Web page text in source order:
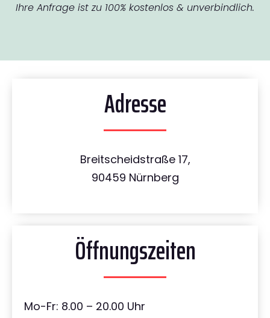
Ihre Anfrage ist zu 100% kostenlos & unverbindlich.
Adresse
Breitscheidstraße 17,
90459 Nürnberg
Öffnungszeiten
Mo-Fr: 8.00 – 20.00 Uhr